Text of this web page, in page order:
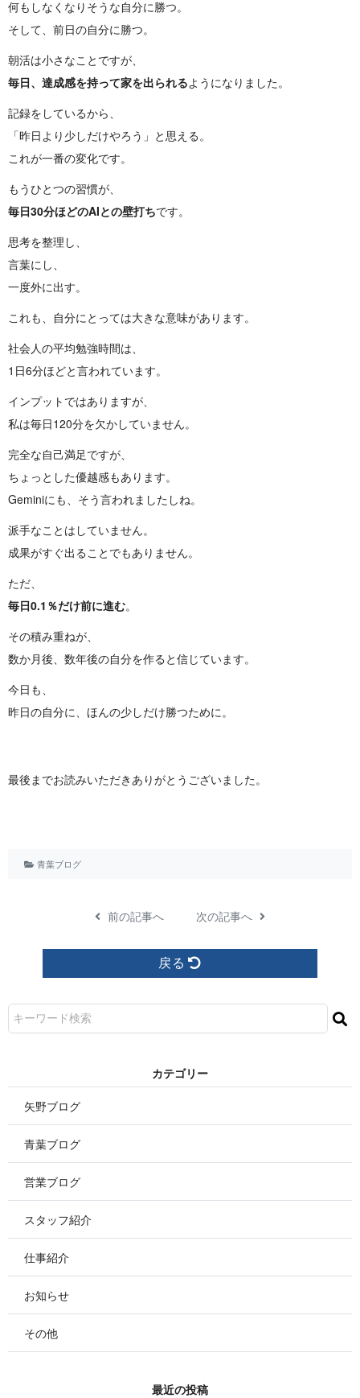
何もしなくなりそうな自分に勝つ。
そして、前日の自分に勝つ。
朝活は小さなことですが、
毎日、達成感を持って家を出られるようになりました。
記録をしているから、
「昨日より少しだけやろう」と思える。
これが一番の変化です。
もうひとつの習慣が、
毎日30分ほどのAIとの壁打ちです。
思考を整理し、
言葉にし、
一度外に出す。
これも、自分にとっては大きな意味があります。
社会人の平均勉強時間は、
1日6分ほどと言われています。
インプットではありますが、
私は毎日120分を欠かしていません。
完全な自己満足ですが、
ちょっとした優越感もあります。
Geminiにも、そう言われましたしね。
派手なことはしていません。
成果がすぐ出ることでもありません。
ただ、
毎日0.1％だけ前に進む。
その積み重ねが、
数か月後、数年後の自分を作ると信じています。
今日も、
昨日の自分に、ほんの少しだけ勝つために。
最後までお読みいただきありがとうございました。
青葉ブログ
前の記事へ 次の記事へ
戻る
カ テ ゴ リ ー
矢野ブログ
青葉ブログ
営業ブログ
スタッフ紹介
仕事紹介
お知らせ
その他
最 近 の 投 稿